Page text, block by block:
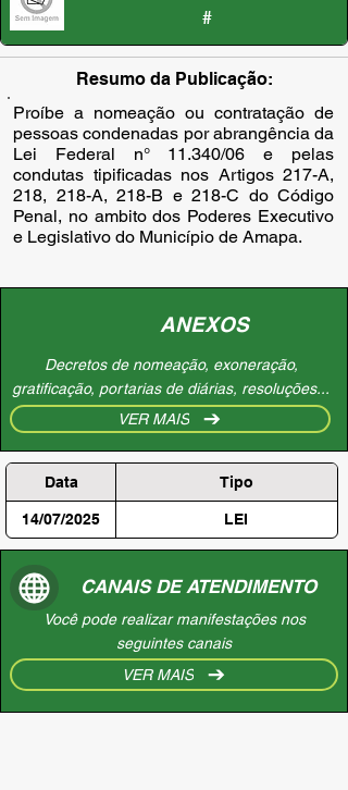
#
Resumo da Publicação:
Proíbe a nomeação ou contratação de
pessoas condenadas por abrangência da
Lei Federal n° 11.340/06 e pelas
condutas tipificadas nos Artigos 217-A,
218, 218-A, 218-B e 218-C do Código
Penal, no ambito dos Poderes Executivo
e Legislativo do Município de Amapa.
ANEXOS
Decretos de nomeação, exoneração,
gratificação, portarias de diárias, resoluções...
VER MAIS
Data Tipo
14/07/2025 LEI
CANAIS DE ATENDIMENTO
Você pode realizar manifestações nos
seguintes canais
VER MAIS